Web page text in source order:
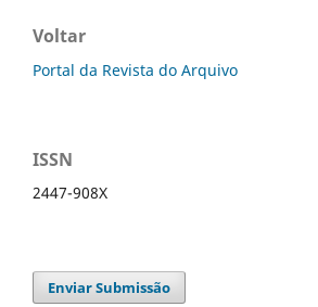
Voltar
Portal da Revista do Arquivo
ISSN
2447-908X
Enviar Submissão